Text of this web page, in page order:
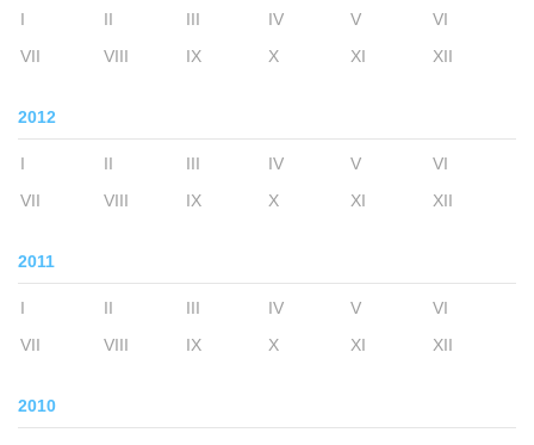
I II III IV V
VI
VII
VIII IX X XI XII
2012
I II III IV V
VI
VII
VIII IX X XI XII
2011
I II III IV V
VI
VII
VIII IX X XI XII
2010